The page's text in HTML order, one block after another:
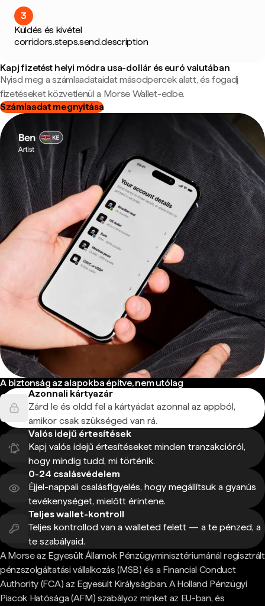
3
Küldés és kivétel
corridors.steps.send.description
Kapj fizetést helyi módra usa-dollár és euró valutában
Nyisd meg a számlaadataidat másodpercek alatt, és fogadj
fizetéseket közvetlenül a Morse Wallet-edbe.
Számlaadat megnyitása
A biztonság az alapokba építve, nem utólag
Azonnali kártyazár
Zárd le és oldd fel a kártyádat azonnal az appból,
amikor csak szükséged van rá.
Valós idejű értesítések
Kapj valós idejű értesítéseket minden tranzakcióról,
hogy mindig tudd, mi történik.
0-24 csalásvédelem
Éjjel-nappali csalásfigyelés, hogy megállítsuk a gyanús
tevékenységet, mielőtt érintene.
Teljes wallet-kontroll
Teljes kontrollod van a walleted felett — a te pénzed, a
te szabályaid.
A Morse az Egyesült Államok Pénzügyminisztériumánál regisztrált
pénzszolgáltatási vállalkozás (MSB) és a Financial Conduct
Authority (FCA) az Egyesült Királyságban. A Holland Pénzügyi
Piacok Hatósága (AFM) szabályoz minket az EU-ban, és